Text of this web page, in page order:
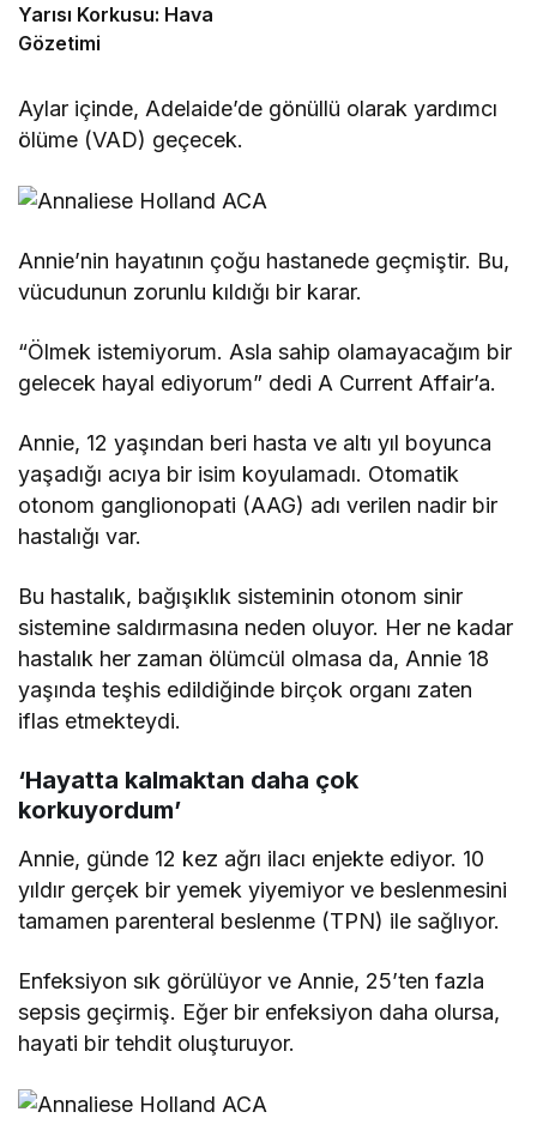
Yarısı Korkusu: Hava
Gözetimi
Aylar içinde, Adelaide’de gönüllü olarak yardımcı
ölüme (VAD) geçecek.
Annie’nin hayatının çoğu hastanede geçmiştir. Bu,
vücudunun zorunlu kıldığı bir karar.
“Ölmek istemiyorum. Asla sahip olamayacağım bir
gelecek hayal ediyorum” dedi A Current Affair’a.
Annie, 12 yaşından beri hasta ve altı yıl boyunca
yaşadığı acıya bir isim koyulamadı. Otomatik
otonom ganglionopati (AAG) adı verilen nadir bir
hastalığı var.
Bu hastalık, bağışıklık sisteminin otonom sinir
sistemine saldırmasına neden oluyor. Her ne kadar
hastalık her zaman ölümcül olmasa da, Annie 18
yaşında teşhis edildiğinde birçok organı zaten
iflas etmekteydi.
‘Hayatta kalmaktan daha çok
korkuyordum’
Annie, günde 12 kez ağrı ilacı enjekte ediyor. 10
yıldır gerçek bir yemek yiyemiyor ve beslenmesini
tamamen parenteral beslenme (TPN) ile sağlıyor.
Enfeksiyon sık görülüyor ve Annie, 25’ten fazla
sepsis geçirmiş. Eğer bir enfeksiyon daha olursa,
hayati bir tehdit oluşturuyor.